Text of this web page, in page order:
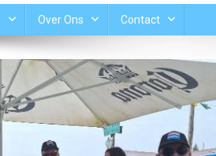
Over Ons Contact